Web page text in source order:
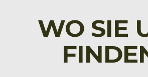
WO SIE